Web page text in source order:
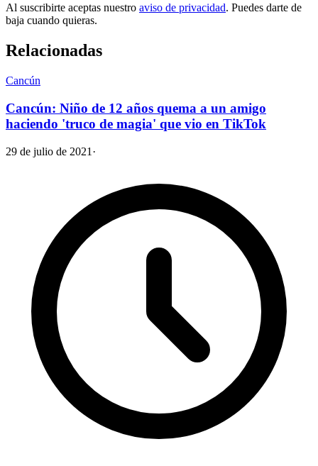
Al suscribirte aceptas nuestro aviso de privacidad. Puedes darte de
baja cuando quieras.
Relacionadas
Cancún
Cancún: Niño de 12 años quema a un amigo
haciendo 'truco de magia' que vio en TikTok
29 de julio de 2021 ·